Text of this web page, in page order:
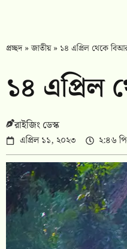
প্রচ্ছদ»জাতীয়» ১৪ এপ্রিল থেকে
১৪ এপ্রিল
রাইজিং ডেস্ক
এপ্রিল ১১, ২০২৩ ২:৪৬